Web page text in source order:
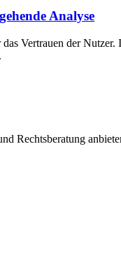
Analyse
Vertrauen der
Rechtsberatung